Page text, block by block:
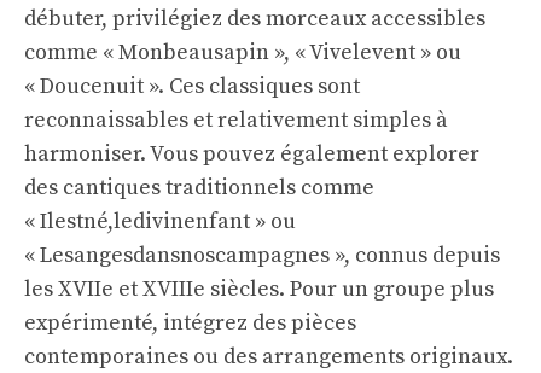
débuter, privilégiez des morceaux accessibles
comme « Monbeausapin », « Vivelevent » ou
« Doucenuit ». Ces classiques sont
reconnaissables et relativement simples à
harmoniser. Vous pouvez également explorer
des cantiques traditionnels comme
« Ilestné,ledivinenfant » ou
« Lesangesdansnoscampagnes », connus depuis
les XVIIe et XVIIIe siècles. Pour un groupe plus
expérimenté, intégrez des pièces
contemporaines ou des arrangements originaux.